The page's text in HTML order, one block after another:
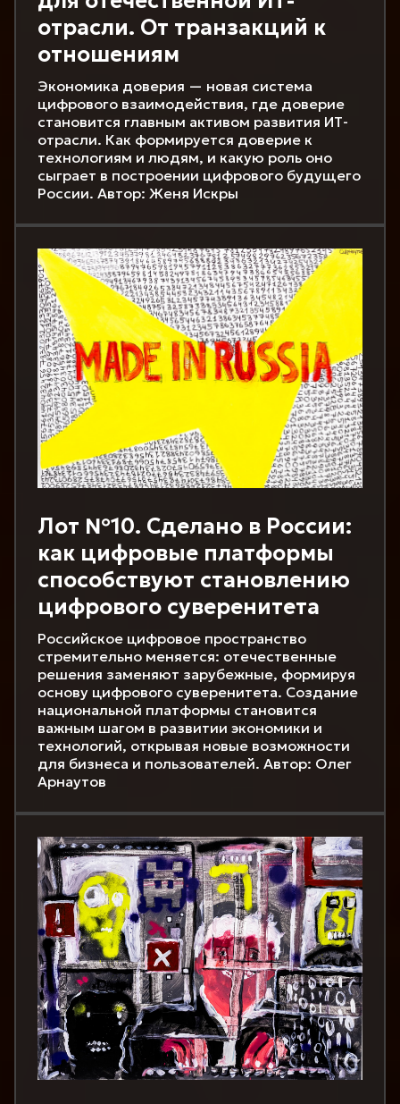
отрасли. От транзакций к
отношениям
Экономика доверия — новая система
цифрового взаимодействия, где доверие
становится главным активом развития ИТ-
отрасли. Как формируется доверие к
технологиям и людям, и какую роль оно
сыграет в построении цифрового будущего
России. Автор: Женя Искры
Лот №10. Сделано в России:
как цифровые платформы
способствуют становлению
цифрового суверенитета
Российское цифровое пространство
стремительно меняется: отечественные
решения заменяют зарубежные, формируя
основу цифрового суверенитета. Создание
национальной платформы становится
важным шагом в развитии экономики и
технологий, открывая новые возможности
для бизнеса и пользователей. Автор: Олег
Арнаутов